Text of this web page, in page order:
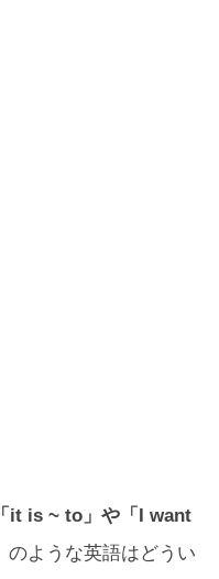
「it is ~ to」や「I want
のような英語はどうい